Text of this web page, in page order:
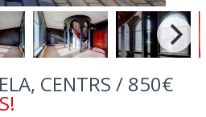
CENTRS / 850€